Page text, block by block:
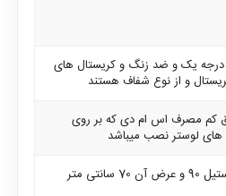
درجه یک و ضد زنگ و کریستال های
و از نوع شفاف هستند
کم مصرف اس ام دی که بر روی
لوستر نصب میباشد
طول صفحه استیل 90 و عرض آن 70 سانتی متر